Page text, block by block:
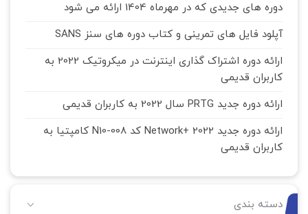
دوره های جدیدی که در مهرماه 1404 ارائه می شود
آپلود فایل های تمرینی و کتاب دوره های سنز SANS
ارائه دوره اشتراک گذاری اینترنت در میکروتیک 2022 به
کاربران قدیمی
ارائه دوره جدید PRTG سال 2022 به کاربران قدیمی
ارائه دوره جدید Network+ 2022 کد N10-008 کامپتیا به
کاربران قدیمی
دسته بندی